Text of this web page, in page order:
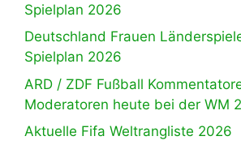
Spielplan 2026
Deutschland Frauen
Spielplan 2026
ARD / ZDF Fußball
Moderatoren heute bei der WM
Aktuelle Fifa Weltrangliste 2026